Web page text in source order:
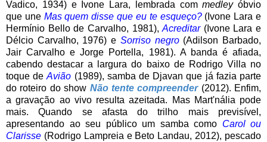
Vadico, 1934) e Ivone Lara, lembrada commedleyóbvio
que une Mas quem disse que eu te esqueço?(Ivone Lara e
Hermínio Bello de Carvalho, 1981),Acreditar(Ivone Lara e
Délcio Carvalho, 1976) e Sorriso negro(Adilson Barbado,
Jair Carvalho e Jorge Portella, 1981). A banda é afiada,
cabendo destacar a largura do baixo de Rodrigo Villa no
toque deAvião (1989), samba de Djavan que já fazia parte
do roteiro do show Não tente compreender(2012). Enfim,
a gravação ao vivo resulta azeitada. Mas Mart'nália pode
mais. Quando se afasta do trilho mais previsível,
apresentando ao seu público um samba como Carol ou
Clarisse (Rodrigo Lampreia e Beto Landau, 2012), pescado